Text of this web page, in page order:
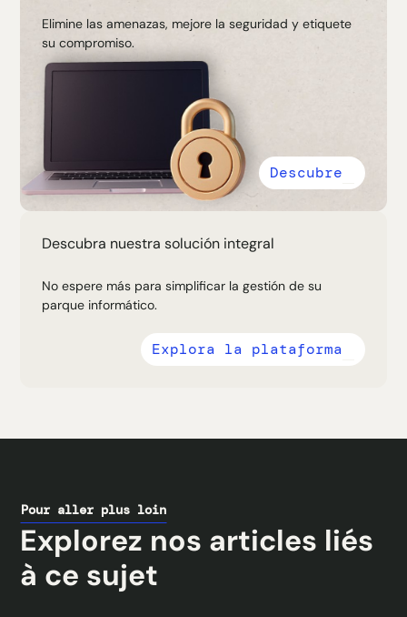
Elimine las amenazas, mejore la seguridad y etiquete
su compromiso.
Descubre
Descubra nuestra solución integral
No espere más para simplificar la gestión de su
parque informático.
Explora la plataforma
Pour aller plus loin
Explorez nos articles liés
à ce sujet